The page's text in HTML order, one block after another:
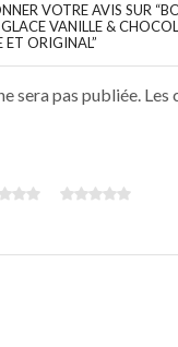
VOTRE AVIS SUR
VANILLE &
ET ORIGINAL”
sera pas publiée. Les